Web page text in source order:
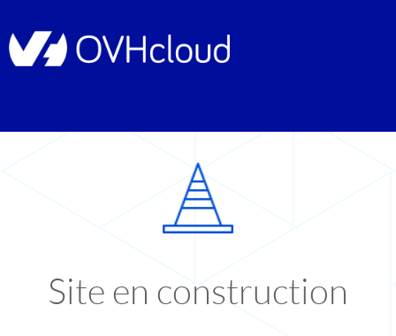
Site en construction